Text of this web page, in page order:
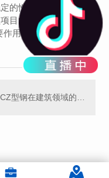
的性能、灵活的设计
目的理想选择。期待
用，为各行各业的发